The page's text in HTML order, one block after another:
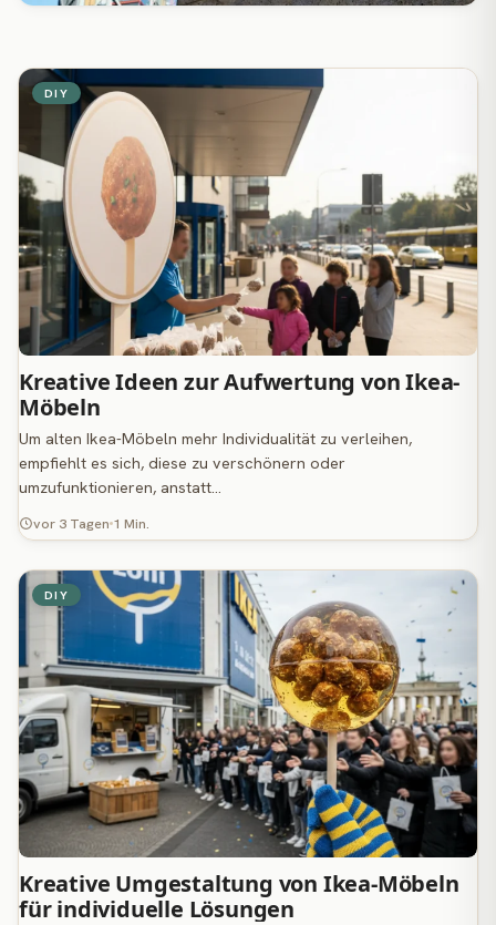
DIY
Kreative Ideen zur Aufwertung von Ikea-
Möbeln
Um alten Ikea-Möbeln mehr Individualität zu verleihen,
empfiehlt es sich, diese zu verschönern oder
umzufunktionieren, anstatt…
vor 3 Tagen 1 Min.
DIY
Kreative Umgestaltung von Ikea-Möbeln
für individuelle Lösungen